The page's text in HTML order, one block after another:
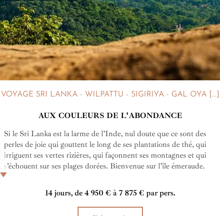
VOYAGE SRI LANKA - WILPATTU - SIGIRIYA - GAL OYA [...]
AUX COULEURS DE L'ABONDANCE
Si le Sri Lanka est la larme de l’Inde, nul doute que ce sont des
perles de joie qui gouttent le long de ses plantations de thé, qui
irriguent ses vertes rizières, qui façonnent ses montagnes et qui
s’échouent sur ses plages dorées. Bienvenue sur l’île émeraude.
Un voyage responsable, hors des sentiers battus, aux couleurs de
l'abondance. Un Sri Lanka où aller en amoureux, entre luxueuses
nuits en écolodges et safaris intimistes à Wilpattu et Gal Oya.
14 jours, de 4 950 € à 7 875 € par pers.